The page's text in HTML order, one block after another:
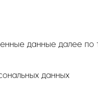
данные далее
данных